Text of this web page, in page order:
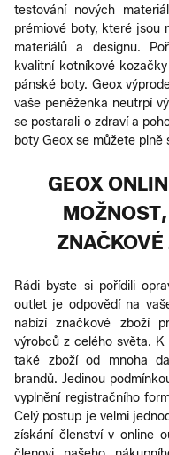
testování nových
prémiové boty, které jsou
materiálů a designu.
kvalitní kotníkové
pánské boty. Geox
vaše peněženka neutrpí
se postarali o zdraví a
boty Geox se můžete plně
GEOX
Rádi byste si pořídili
outlet je odpovědí na
nabízí značkové zboží
výrobců z celého světa. K
také zboží od mnoha
brandů. Jedinou
vyplnění registračního
Celý postup je velmi
získání členství v online